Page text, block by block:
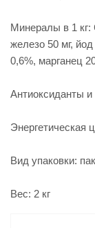
Минералы в 1 кг:
железо 50 мг,
0,6%, марганец
Антиоксиданты
Энергетическая
Вид упаковки:
Вес: 2 кг